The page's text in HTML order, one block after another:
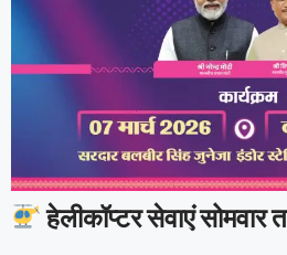
हेलीकॉप्टर सेवाएं